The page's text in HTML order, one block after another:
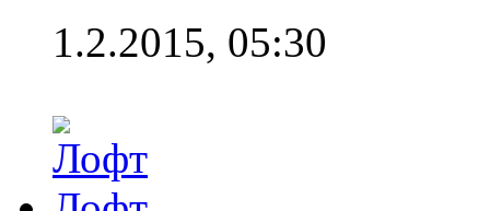
1.2.2015, 05:30